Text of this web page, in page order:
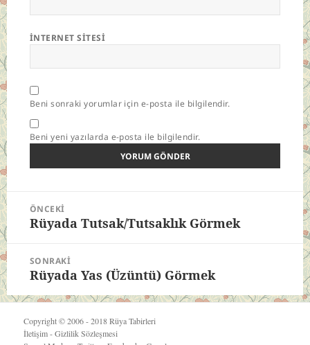
İNTERNET SITESI
Beni sonraki yorumlar için e-posta ile bilgilendir.
Beni yeni yazılarda e-posta ile bilgilendir.
Yazı
gezinmesi
ÖNCEKI
Önceki
Rüyada Tutsak/Tutsaklık Görmek
SONRAKI
Sonraki
yazı:
Rüyada Yas (Üzüntü) Görmek
Copyright © 2006 - 2018Rüya Tabirleri
İletişim-Gizlilik Sözleşmesi